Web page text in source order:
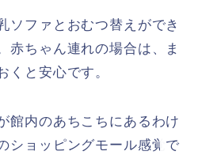
ソファとおむつ替えができ
赤ちゃん連れの場合は、ま
くと安心です。
館内のあちこちにあるわけ
ショッピングモール感覚で
ゥクトゥク配車MuvMi
こ＆てばおプロフィー
広告・PRのお問い合